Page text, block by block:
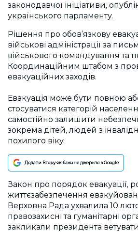
законодавчої ініціативи,
українського парламенту.
Рішення про обов’язкову
військові адміністрації за
військового командування та
Координаційним штабом з
евакуаційних заходів.
Евакуація може бути повною
стосуватися категорій
самостійно залишити
зокрема дітей, людей з
похилого віку.
Додати Вгору як бажане джерело в Google
Закон про порядок евакуації,
життєзабезпечення
Верховна Рада ухвалила 10
правозахисні та гуманітарні
закликали президента